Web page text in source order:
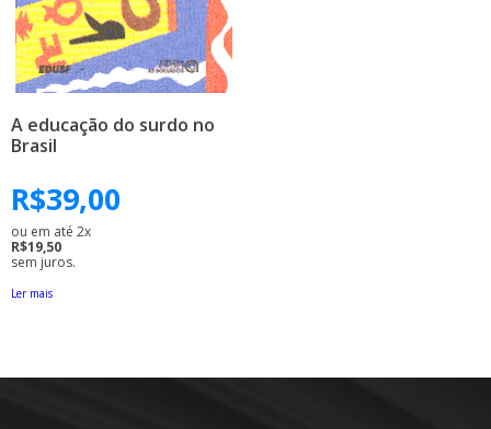
A educação do surdo no
Brasil
R$39,00
ou em até 2x
R$19,50
sem juros.
Ler mais